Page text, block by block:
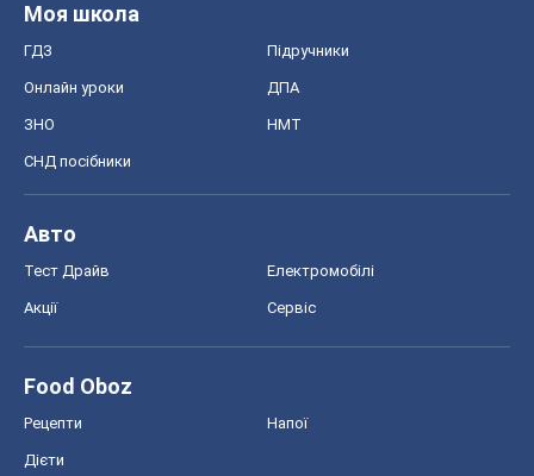
Моя школа
ГДЗ Підручники
Онлайн уроки ДПА
ЗНО НМТ
СНД посібники
Авто
Тест Драйв Електромобілі
Акції Сервіс
Food Oboz
Рецепти Напої
Дієти